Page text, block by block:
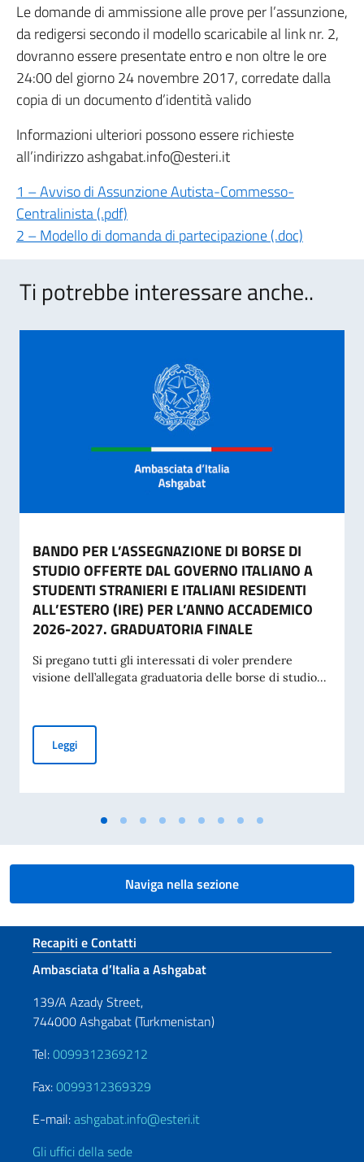
Le domande di ammissione alle prove per l’assunzione,
da redigersi secondo il modello scaricabile al link nr. 2,
dovranno essere presentate entro e non oltre le ore
24:00 del giorno 24 novembre 2017, corredate dalla
copia di un documento d’identità valido
Informazioni ulteriori possono essere richieste
all’indirizzo ashgabat.info@esteri.it
1 – Avviso di Assunzione Autista-Commesso-
Centralinista (.pdf)
2 – Modello di domanda di partecipazione (.doc)
Ti potrebbe interessare anche..
BANDO PER L’ASSEGNAZIONE DI BORSE DI
STUDIO OFFERTE DAL GOVERNO ITALIANO A
STUDENTI STRANIERI E ITALIANI RESIDENTI
ALL’ESTERO (IRE) PER L’ANNO ACCADEMICO
2026-2027. GRADUATORIA FINALE
Si pregano tutti gli interessati di voler prendere
visione dell’allegata graduatoria delle borse di studio...
LeggiBANDO PER L’ASSEGNAZIONE DI BORSE DI STUDIO
Naviga nella sezione
Sezione footer
Recapiti e Contatti
Ambasciata d’Italia a Ashgabat
139/A Azady Street,
744000 Ashgabat (Turkmenistan)
Tel:0099312369212
Fax:0099312369329
E-mail:ashgabat.info@esteri.it
Gli uffici della sede